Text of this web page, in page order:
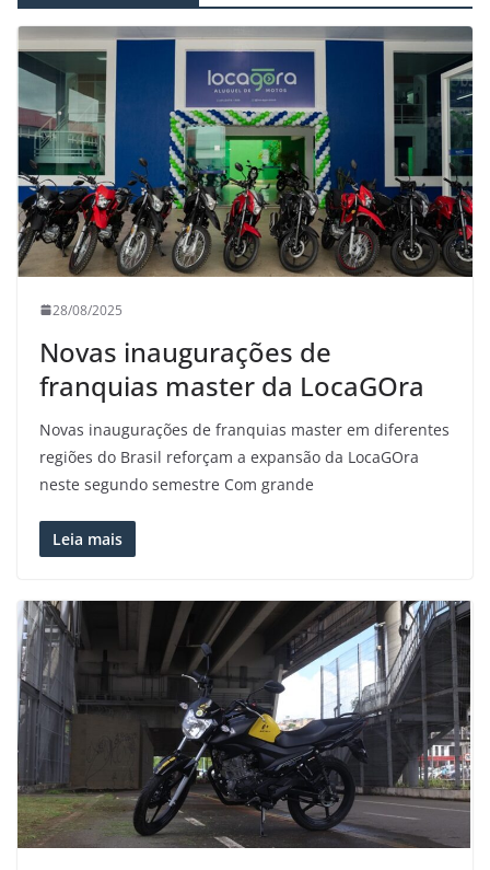
28/08/2025
Novas inaugurações de
franquias master da LocaGOra
Novas inaugurações de franquias master em diferentes
regiões do Brasil reforçam a expansão da LocaGOra
neste segundo semestre Com grande
Leia mais